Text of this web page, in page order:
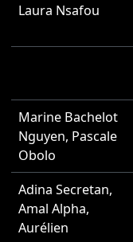
Laura Nsafou
Marine Bachelot
Nguyen, Pascale
Obolo
Adina Secretan,
Amal Alpha,
Aurélien